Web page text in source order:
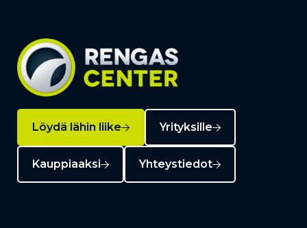
Löydä lähin liike Yrityksille
Kauppiaaksi Yhteystiedot